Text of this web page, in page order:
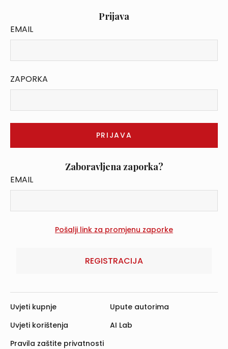
Prijava
EMAIL
ZAPORKA
Zaboravljena zaporka?
EMAIL
REGISTRACIJA
Uvjeti kupnje
Uvjeti korištenja
Pravila zaštite privatnosti
Upute autorima
AI Lab